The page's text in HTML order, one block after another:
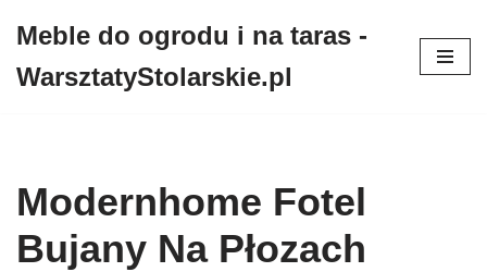
do
Meble do ogrodu i na taras -
WarsztatyStolarskie.pl
Modernhome Fotel
Bujany Na Płozach